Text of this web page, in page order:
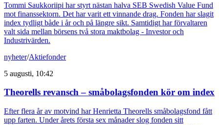
Tommi Saukkoriipi har styrt nästan halva SEB Swedish Value Fund
mot finanssektorn. Det har varit ett vinnande drag. Fonden har slagit
index tydligt både i år och på längre sikt. Samtidigt har förvaltaren
valt sida mellan börsens två stora maktbolag - Investor och
Industrivärden.
nyheter/Aktiefonder
5 augusti, 10:42
Theorells revansch – småbolagsfonden kör om index
Efter flera år av motvind har Henrietta Theorells småbolagsfond fått
upp farten. Under årets första sex månader slog fonden sitt